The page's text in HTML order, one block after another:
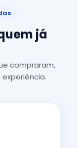
já
compraram,